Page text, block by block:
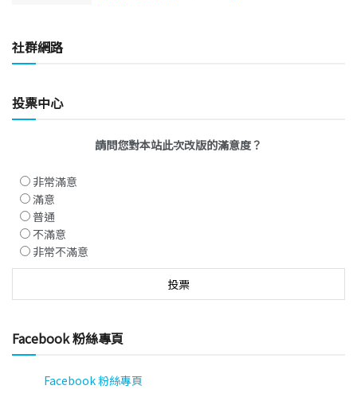
社群網路
投票中心
請問您對本站此次改版的滿意度？
非常滿意
滿意
普通
不滿意
非常不滿意
Facebook 粉絲專頁
Facebook 粉絲專頁